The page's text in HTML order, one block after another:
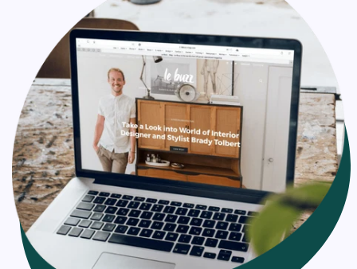
The more time this service page loads, there is a high
tendency to switch to other options. Although we prove
the best-in-class service, the page load time is the
deciding factor for you to avail of the service. This is
similar to the millions of people your product is being
targeted to. The loading time of your Shopify page plays
a very significant role in the visitors’ experience.
According to Hubspot, there is a7% reduction in
conversions and an 11% loss of page views if there is even
a 1-second delay. The longer you put off optimizing your
site for speed, the more customers you’ll be losing.
Shopify page speed optimization and hosting
improvements can increase your sales by up to 60%
compared to what you are having right now.